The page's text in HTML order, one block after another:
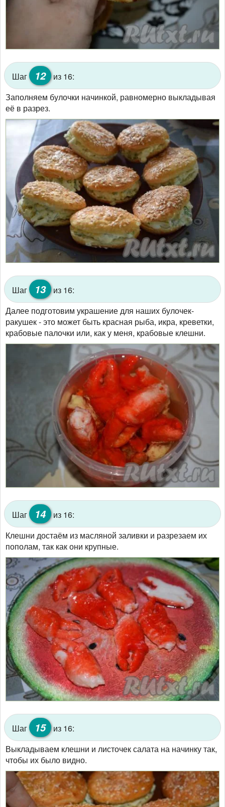
Шаг 12 из 16:
Заполняем булочки начинкой, равномерно выкладывая
её в разрез.
Шаг 13 из 16:
Далее подготовим украшение для наших булочек-
ракушек - это может быть красная рыба, икра, креветки,
крабовые палочки или, как у меня, крабовые клешни.
Шаг 14 из 16:
Клешни достаём из масляной заливки и разрезаем их
пополам, так как они крупные.
Шаг 15 из 16:
Выкладываем клешни и листочек салата на начинку так,
чтобы их было видно.